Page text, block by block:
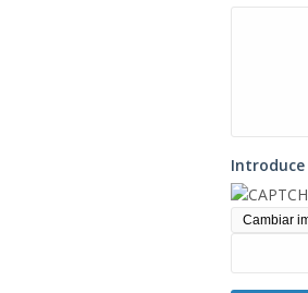
Introduce
Cambiar